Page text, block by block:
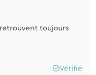
toujours
Vérifié